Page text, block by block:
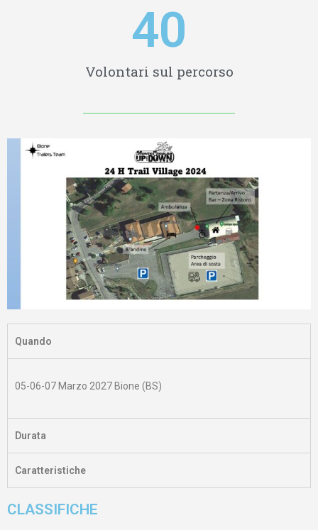
40
Volontari sul percorso
Quando
05-06-07 Marzo 2027 Bione (BS)
Durata
Caratteristiche
CLASSIFICHE